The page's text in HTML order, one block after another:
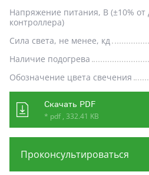
Напряжение питания, В (±10% от
контроллера)
Сила света, не менее, кд
Наличие подогрева
Обозначение цвета свечения
Скачать PDF
* pdf , 332.41 KB
Проконсультироваться